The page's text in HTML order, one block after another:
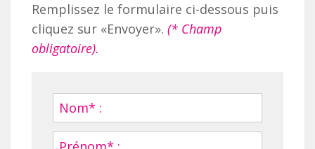
Remplissez le formulaire ci-dessous puis
cliquez sur «Envoyer». (* Champ
obligatoire).